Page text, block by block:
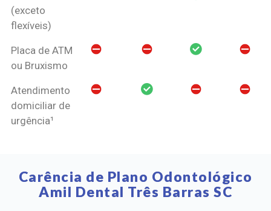
(exceto
flexíveis)
Placa de ATM
ou Bruxismo
Atendimento
domiciliar de
urgência¹
Carência de Plano Odontológico
Amil Dental Três Barras SC